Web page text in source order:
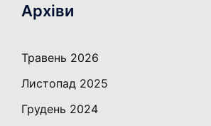
Архіви
Травень 2026
Листопад 2025
Грудень 2024